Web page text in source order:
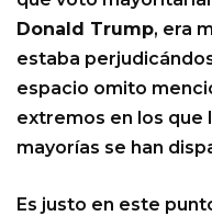
Donald Trump, era
estaba
espacio omito
extremos en los que
mayorías se han
Es justo en este